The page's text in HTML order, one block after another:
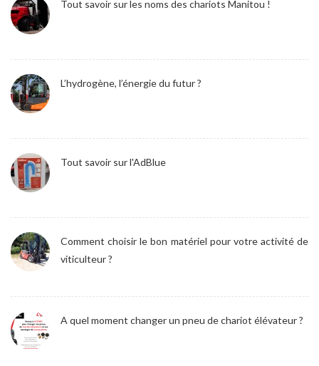
Tout savoir sur les noms des chariots Manitou !
L’hydrogène, l’énergie du futur ?
Tout savoir sur l'AdBlue
Comment choisir le bon matériel pour votre activité de
viticulteur ?
A quel moment changer un pneu de chariot élévateur ?